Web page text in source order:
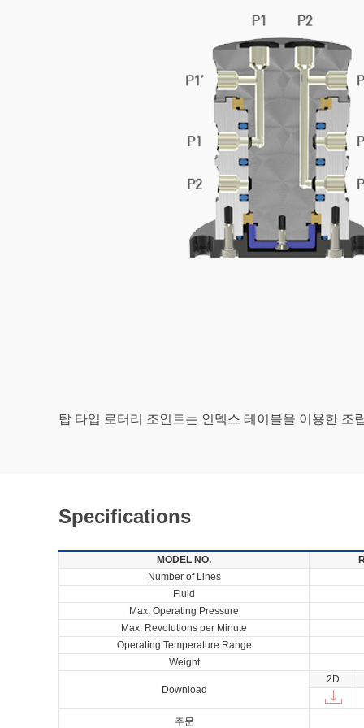
탑 타입 로터리 조인트는 인덱스 테이블을 이용한
Specifications
MODEL NO.
Number of Lines
Fluid
Max. Operating Pressure
Max. Revolutions per Minute
Operating Temperature Range
Weight
Download
2D
주문